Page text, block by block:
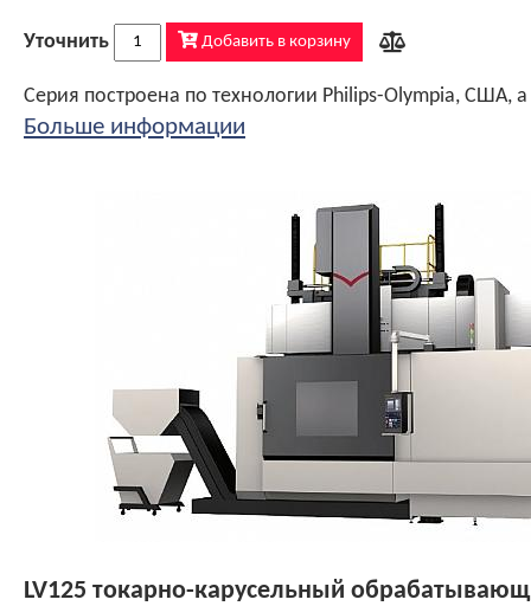
Уточнить Добавить в корзину
Конструктивные особенности
Конструктив соответствует требованиям и разработкам в области современного станкостроения – монолитная конструкция станины и стола, а также рамная (коробчатая) конструкция, обеспечивающая непревзойденную жесткость конструкции и стабильность при высоких нагрузках, при этом высокую точность чистовых операций. Поперечная балка большого сечения с повышенной жесткостью и увеличенной шириной
Больше информации
LV125 токарно-карусельный